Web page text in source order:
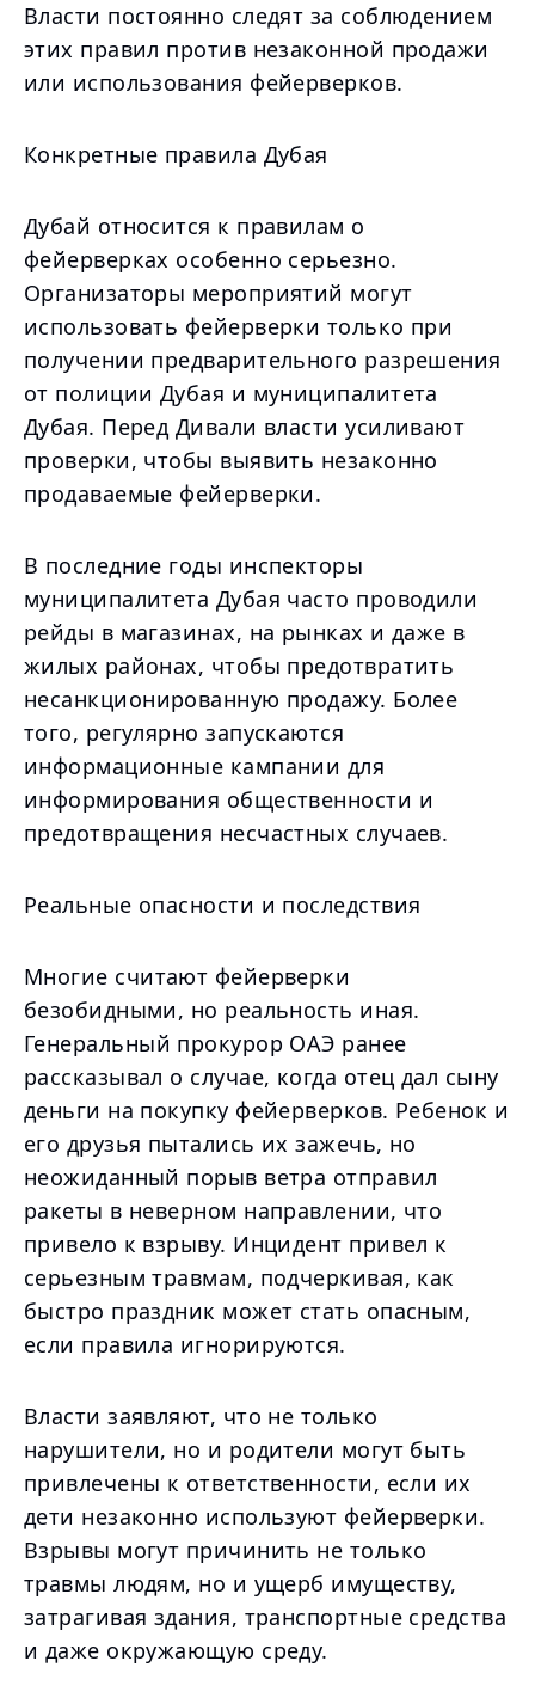
Власти постоянно следят за соблюдением
этих правил против незаконной продажи
или использования фейерверков.
Конкретные правила Дубая
Дубай относится к правилам о
фейерверках особенно серьезно.
Организаторы мероприятий могут
использовать фейерверки только при
получении предварительного разрешения
от полиции Дубая и муниципалитета
Дубая. Перед Дивали власти усиливают
проверки, чтобы выявить незаконно
продаваемые фейерверки.
В последние годы инспекторы
муниципалитета Дубая часто проводили
рейды в магазинах, на рынках и даже в
жилых районах, чтобы предотвратить
несанкционированную продажу. Более
того, регулярно запускаются
информационные кампании для
информирования общественности и
предотвращения несчастных случаев.
Реальные опасности и последствия
Многие считают фейерверки
безобидными, но реальность иная.
Генеральный прокурор ОАЭ ранее
рассказывал о случае, когда отец дал сыну
деньги на покупку фейерверков. Ребенок и
его друзья пытались их зажечь, но
неожиданный порыв ветра отправил
ракеты в неверном направлении, что
привело к взрыву. Инцидент привел к
серьезным травмам, подчеркивая, как
быстро праздник может стать опасным,
если правила игнорируются.
Власти заявляют, что не только
нарушители, но и родители могут быть
привлечены к ответственности, если их
дети незаконно используют фейерверки.
Взрывы могут причинить не только
травмы людям, но и ущерб имуществу,
затрагивая здания, транспортные средства
и даже окружающую среду.